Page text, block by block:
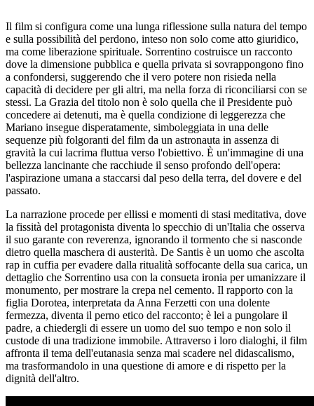
Il film si configura come una lunga riflessione sulla natura del tempo
e sulla possibilità del perdono, inteso non solo come atto giuridico,
ma come liberazione spirituale. Sorrentino costruisce un racconto
dove la dimensione pubblica e quella privata si sovrappongono fino
a confondersi, suggerendo che il vero potere non risieda nella
capacità di decidere per gli altri, ma nella forza di riconciliarsi con se
stessi. La Grazia del titolo non è solo quella che il Presidente può
concedere ai detenuti, ma è quella condizione di leggerezza che
Mariano insegue disperatamente, simboleggiata in una delle
sequenze più folgoranti del film da un astronauta in assenza di
gravità la cui lacrima fluttua verso l'obiettivo. È un'immagine di una
bellezza lancinante che racchiude il senso profondo dell'opera:
l'aspirazione umana a staccarsi dal peso della terra, del dovere e del
passato.
La narrazione procede per ellissi e momenti di stasi meditativa, dove
la fissità del protagonista diventa lo specchio di un'Italia che osserva
il suo garante con reverenza, ignorando il tormento che si nasconde
dietro quella maschera di austerità. De Santis è un uomo che ascolta
rap in cuffia per evadere dalla ritualità soffocante della sua carica, un
dettaglio che Sorrentino usa con la consueta ironia per umanizzare il
monumento, per mostrare la crepa nel cemento. Il rapporto con la
figlia Dorotea, interpretata da Anna Ferzetti con una dolente
fermezza, diventa il perno etico del racconto; è lei a pungolare il
padre, a chiedergli di essere un uomo del suo tempo e non solo il
custode di una tradizione immobile. Attraverso i loro dialoghi, il film
affronta il tema dell'eutanasia senza mai scadere nel didascalismo,
ma trasformandolo in una questione di amore e di rispetto per la
dignità dell'altro.